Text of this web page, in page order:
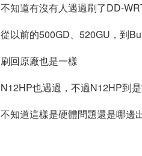
不知道有沒有人遇過刷了DD-
從以前的500GD、520GU，到
刷回原廠也是一樣
N12HP也遇過，不過N12HP到
不知道這樣是硬體問題還是哪邊